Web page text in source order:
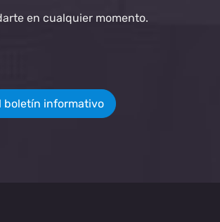
en cualquier momento.
boletín informativo